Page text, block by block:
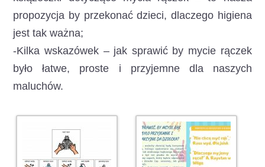
propozycja by przekonać dzieci, dlaczego higiena
jest tak ważna;
-Kilka wskazówek – jak sprawić by mycie rączek
było łatwe, proste i przyjemne dla naszych
maluchów.